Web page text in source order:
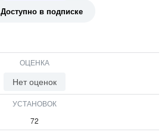
ВХОД
Доступно в подписке
ОЦЕНКА
Нет оценок
УСТАНОВОК
72